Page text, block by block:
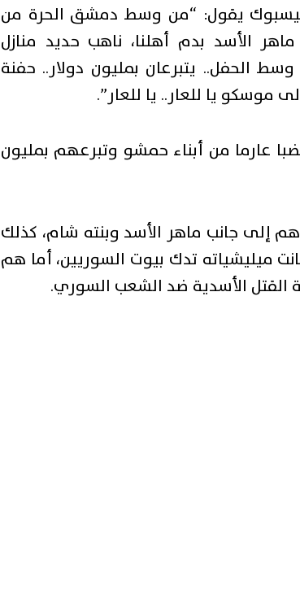
يقول: “من وسط دمشق الحرة من
الأسد بدم أهلنا، ناهب حديد منازل
الحفل.. يتبرعان بمليون دولار.. حفنة
يا للعار.. يا للعار”.
عارما من أبناء حمشو وتبرعهم بمليون
إلى جانب ماهر الأسد وبنته شام، كذلك
ميليشياته تدك بيوت السوريين، أما هم
القتل الأسدية ضد الشعب السوري.